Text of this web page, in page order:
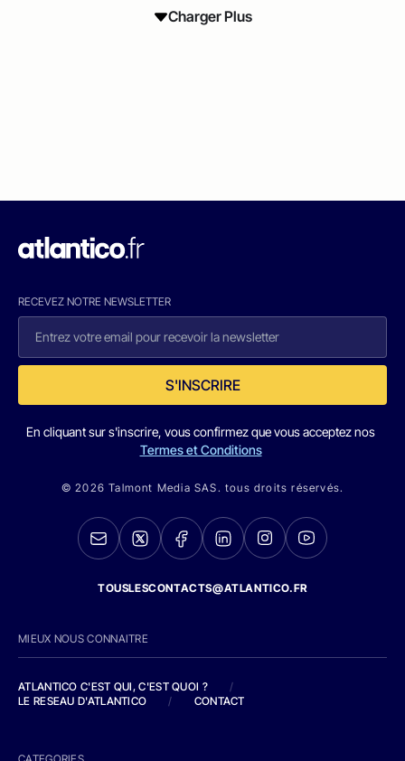
Charger Plus
RECEVEZ NOTRE NEWSLETTER
S'INSCRIRE
En cliquant sur s'inscrire, vous confirmez que vous acceptez nos
Termes et Conditions
© 2026 Talmont Media SAS. tous droits réservés.
TOUSLESCONTACTS@ATLANTICO.FR
MIEUX NOUS CONNAITRE
ATLANTICO C'EST QUI, C'EST QUOI ?
/
LE RESEAU D'ATLANTICO
/ CONTACT